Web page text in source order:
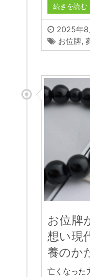
続きを読む
2025年8
お位牌,
お位牌
想い現
養のか
亡くなった